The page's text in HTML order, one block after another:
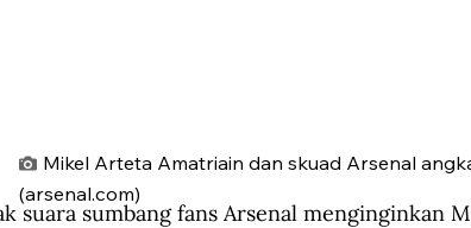
Mikel Arteta Amatriain dan skuad Arsenal
(arsenal.com)
suara sumbang fans Arsenal menginginkan